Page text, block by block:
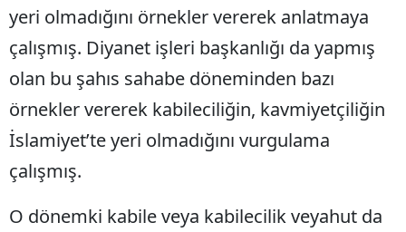
Ordu
Rize
Sakarya
Samsun
yeri olmadığını örnekler vererek anlatmaya
çalışmış. Diyanet işleri başkanlığı da yapmış
olan bu şahıs sahabe döneminden bazı
örnekler vererek kabileciliğin, kavmiyetçiliğin
İslamiyet’te yeri olmadığını vurgulama
çalışmış.
O dönemki kabile veya kabilecilik veyahut da